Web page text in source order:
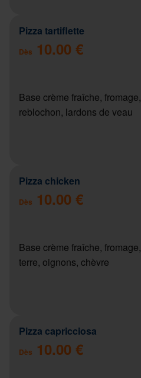
Pizza tartiflette
Dès 10.00 €
Base crème fraîche,
reblochon, lardons de veau
Pizza chicken
Dès 10.00 €
Base crème fraîche,
terre, oignons, chèvre
Pizza capricciosa
Dès 10.00 €